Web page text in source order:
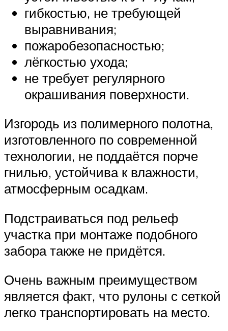
гибкостью, не требующей
выравнивания;
пожаробезопасностью;
лёгкостью ухода;
не требует регулярного
окрашивания поверхности.
Изгородь из полимерного полотна,
изготовленного по современной
технологии, не поддаётся порче
гнилью, устойчива к влажности,
атмосферным осадкам.
Подстраиваться под рельеф
участка при монтаже подобного
забора также не придётся.
Очень важным преимуществом
является факт, что рулоны с сеткой
легко транспортировать на место.